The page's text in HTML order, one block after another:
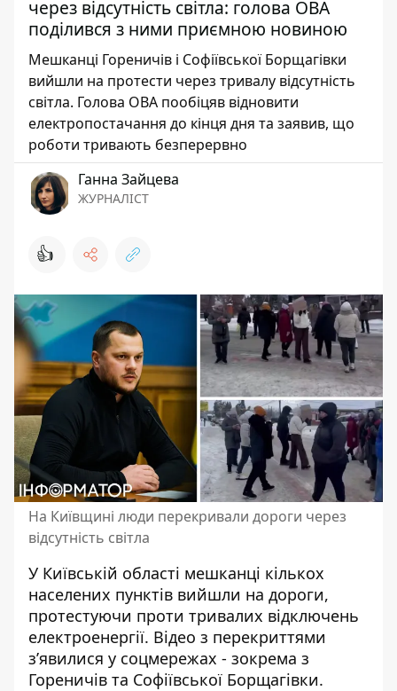
через відсутність світла: голова ОВА
поділився з ними приємною новиною
Мешканці Гореничів і Софіївської Борщагівки
вийшли на протести через тривалу відсутність
світла. Голова ОВА пообіцяв відновити
електропостачання до кінця дня та заявив, що
роботи тривають безперервно
Ганна Зайцева
ЖУРНАЛІСТ
👍
На Київщині люди перекривали дороги через
відсутність світла
У Київській області мешканці кількох
населених пунктів вийшли на дороги,
протестуючи проти тривалих відключень
електроенергії. Відео з перекриттями
з’явилися у соцмережах - зокрема з
Гореничів та Софіївської Борщагівки.